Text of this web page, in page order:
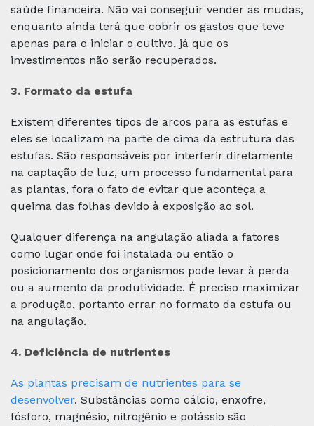
saúde financeira. Não vai conseguir vender as mudas,
enquanto ainda terá que cobrir os gastos que teve
apenas para o iniciar o cultivo, já que os
investimentos não serão recuperados.
3. Formato da estufa
Existem diferentes tipos de arcos para as estufas e
eles se localizam na parte de cima da estrutura das
estufas. São responsáveis por interferir diretamente
na captação de luz, um processo fundamental para
as plantas, fora o fato de evitar que aconteça a
queima das folhas devido à exposição ao sol.
Qualquer diferença na angulação aliada a fatores
como lugar onde foi instalada ou então o
posicionamento dos organismos pode levar à perda
ou a aumento da produtividade. É preciso maximizar
a produção, portanto errar no formato da estufa ou
na angulação.
4. Deficiência de nutrientes
As plantas precisam de nutrientes para se
desenvolver. Substâncias como cálcio, enxofre,
fósforo, magnésio, nitrogênio e potássio são